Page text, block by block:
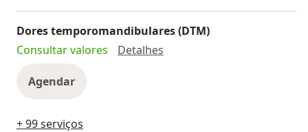
Dores temporomandibulares (DTM)
Consultar valores
Detalhes
Agendar
+ 99 serviços